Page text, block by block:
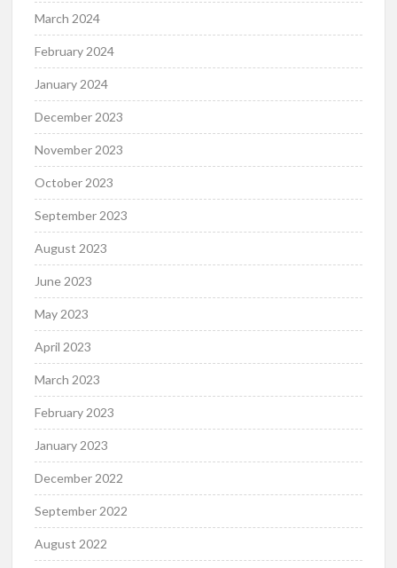
March 2024
February 2024
January 2024
December 2023
November 2023
October 2023
September 2023
August 2023
June 2023
May 2023
April 2023
March 2023
February 2023
January 2023
December 2022
September 2022
August 2022